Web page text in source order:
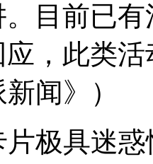
目前已
，此类
闻》）
极具迷惑